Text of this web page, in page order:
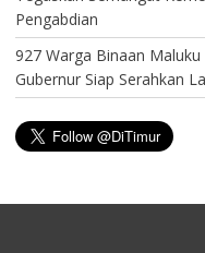
Pengabdian
927 Warga Binaan
Gubernur Siap Serahkan